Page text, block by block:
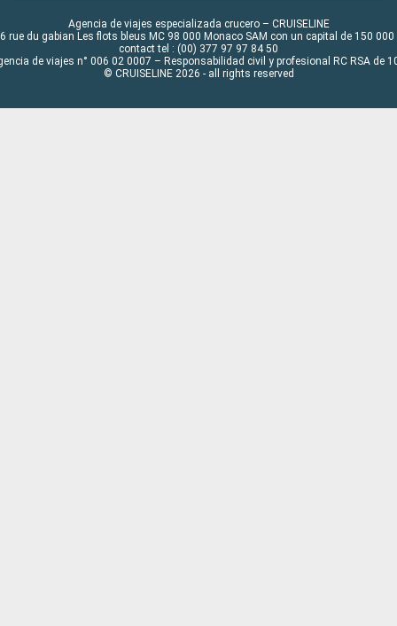
Agencia de viajes especializada crucero – CRUISELINE
rue du gabian Les flots bleus MC 98 000 Monaco SAM con un capital de 150 000
contact tel : (00) 377 97 97 84 50
de viajes n° 006 02 0007 – Responsabilidad civil y profesional RC RSA de
© CRUISELINE 2026 - all rights reserved